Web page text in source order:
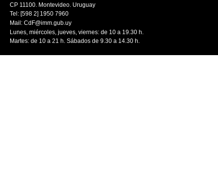
CP 11100. Montevideo. Uruguay
Tel: [598 2] 1950 7960
Mail: CdF@imm.gub.uy
Lunes, miércoles, jueves, viernes: de 10 a 19.30 h.
Martes: de 10 a 21 h. Sábados de 9.30 a 14.30 h.